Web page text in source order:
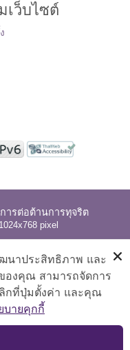
เว็บไซต์
ารต่อต้านการทุจริต
pixel
ย นโยบายเว็บไซต์
|
ามรับผิด
TOP
นาประสิทธิภาพ และ
องคุณ สามารถจัดการ
กที่ปุ่มตั้งค่า และคุณ
บายคุกกี้